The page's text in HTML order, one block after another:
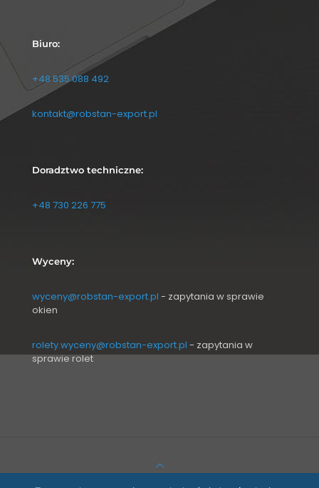
Biuro:
+48 535 088 492
kontakt@robstan-export.pl
Doradztwo techniczne:
+48 730 226 775
Wyceny:
wyceny@robstan-export.pl - zapytania w sprawie
okien
rolety.wyceny@robstan-export.pl - zapytania w
sprawie rolet